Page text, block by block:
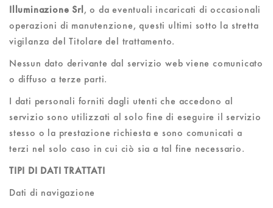
Illuminazione Srl, o da eventuali incaricati di occasionali
operazioni di manutenzione, questi ultimi sotto la stretta
vigilanza del Titolare del trattamento.
Nessun dato derivante dal servizio web viene comunicato
o diffuso a terze parti.
I dati personali forniti dagli utenti che accedono al
servizio sono utilizzati al solo fine di eseguire il servizio
stesso o la prestazione richiesta e sono comunicati a
terzi nel solo caso in cui ciò sia a tal fine necessario.
TIPI DI DATI TRATTATI
Dati di navigazione